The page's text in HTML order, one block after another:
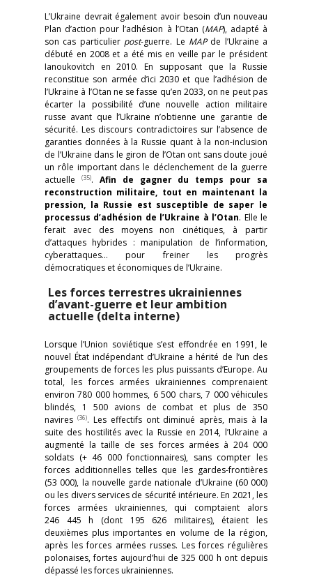
L’Ukraine devrait également avoir besoin d’un nouveau
Plan d’action pour l’adhésion à l’Otan (MAP), adapté à
son cas particulier post-guerre. Le MAPde l’Ukraine a
débuté en 2008 et a été mis en veille par le président
Ianoukovitch en 2010. En supposant que la Russie
reconstitue son armée d’ici 2030 et que l’adhésion de
l’Ukraine à l’Otan ne se fasse qu’en 2033, on ne peut pas
écarter la possibilité d’une nouvelle action militaire
russe avant que l’Ukraine n’obtienne une garantie de
sécurité. Les discours contradictoires sur l’absence de
garanties données à la Russie quant à la non-inclusion
de l’Ukraine dans le giron de l’Otan ont sans doute joué
un rôle important dans le déclenchement de la guerre
actuelle
(35). Afin de gagner du temps pour sa
reconstruction militaire, tout en maintenant la
pression, la Russie est susceptible de saper le
processus d’adhésion de l’Ukraine à l’Otan. Elle le
ferait avec des moyens non cinétiques, à partir
d’attaques hybrides : manipulation de l’information,
cyberattaques… pour freiner les progrès
démocratiques et économiques de l’Ukraine.
Les forces terrestres ukrainiennes
d’avant-guerre et leur ambition
actuelle (delta interne)
Lorsque l’Union soviétique s’est effondrée en 1991, le
nouvel État indépendant d’Ukraine a hérité de l’un des
groupements de forces les plus puissants d’Europe. Au
total, les forces armées ukrainiennes comprenaient
environ 780 000 hommes, 6 500 chars, 7 000 véhicules
blindés, 1 500 avions de combat et plus de 350
navires (36). Les effectifs ont diminué après, mais à la
suite des hostilités avec la Russie en 2014, l’Ukraine a
augmenté la taille de ses forces armées à 204 000
soldats (+ 46 000 fonctionnaires), sans compter les
forces additionnelles telles que les gardes-frontières
(53 000), la nouvelle garde nationale d’Ukraine (60 000)
ou les divers services de sécurité intérieure. En 2021, les
forces armées ukrainiennes, qui comptaient alors
246 445 h (dont 195 626 militaires), étaient les
deuxièmes plus importantes en volume de la région,
après les forces armées russes. Les forces régulières
polonaises, fortes aujourd’hui de 325 000 h ont depuis
dépassé les forces ukrainiennes.